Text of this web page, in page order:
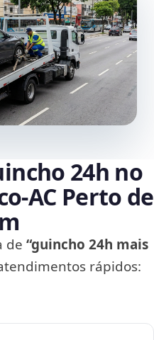
24h no
Perto de
de “guincho 24h mais
rápidos: